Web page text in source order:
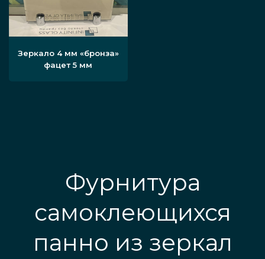
Зеркало 4 мм «бронза»
фацет 5 мм
Фурнитура
самоклеющихся
панно из зеркал